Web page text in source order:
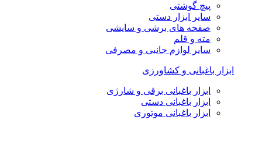
پیچ گوشتی
سایر ابزار دستی
صفحه های برشی و سایشی
مته و قلم
سایر لوازم جانبی و مصرفی
ابزار باغبانی و کشاورزی
ابزار باغبانی برقی و شارژی
ابزار باغبانی دستی
ابزار باغبانی موتوری